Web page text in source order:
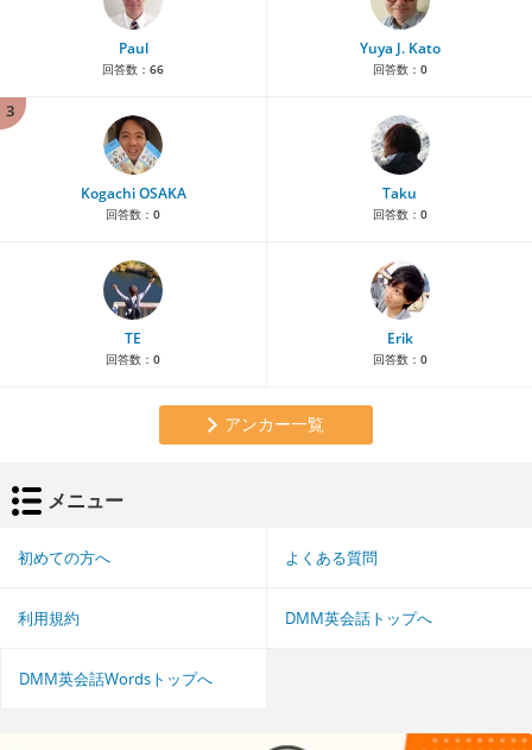
Paul
回答数： 66
Yuya J. Kato
回答数： 0
3
Kogachi OSAKA
回答数： 0
Taku
回答数： 0
TE
回答数： 0
Erik
回答数： 0
アンカー一覧
メニュー
初めての方へ よくある質問
利用規約 DMM英会話トップへ
DMM英会話Wordsトップへ